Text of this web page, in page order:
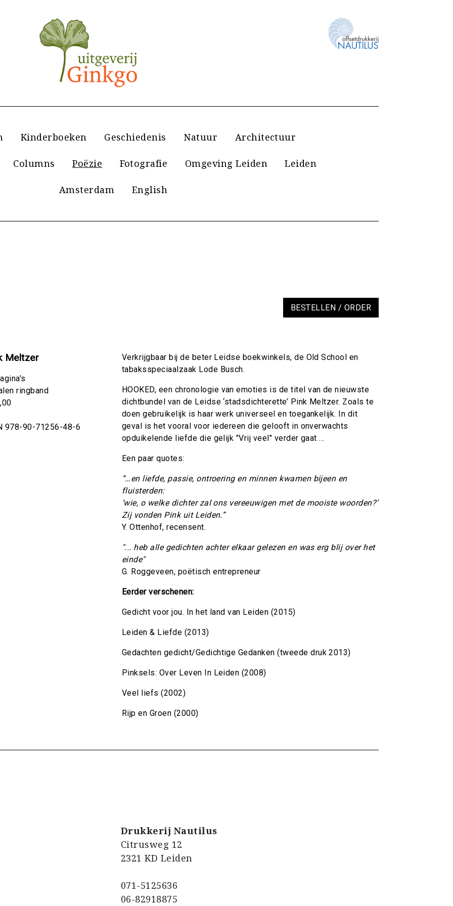
Kinderboeken Geschiedenis Natuur Architectuur
Columns Poëzie Fotografie Omgeving Leiden Leiden
Amsterdam English
BESTELLEN / ORDER
Meltzer
ringband
978-90-71256-48-6
Verkrijgbaar bij de beter Leidse boekwinkels, de Old School en
tabaksspeciaalzaak Lode Busch.
HOOKED, een chronologie van emoties is de titel van de nieuwste
dichtbundel van de Leidse ‘stadsdichterette’ Pink Meltzer. Zoals te
doen gebruikelijk is haar werk universeel en toegankelijk. In dit
geval is het vooral voor iedereen die gelooft in onverwachts
opduikelende liefde die gelijk "Vrij veel" verder gaat ...
Een paar quotes:
“…en liefde, passie, ontroering en minnen kwamen bijeen en
fluisterden:
‘wie, o welke dichter zal ons vereeuwigen met de mooiste woorden?’
Zij vonden Pink uit Leiden.”
Y. Ottenhof, recensent.
"... heb alle gedichten achter elkaar gelezen en was erg blij over het
einde"
G. Roggeveen, poëtisch entrepreneur
Eerder verschenen:
Gedicht voor jou. In het land van Leiden (2015)
Leiden & Liefde (2013)
Gedachten gedicht/Gedichtige Gedanken (tweede druk 2013)
Pinksels: Over Leven In Leiden (2008)
Veel liefs (2002)
Rijp en Groen (2000)
Drukkerij Nautilus
Citrusweg 12
2321 KD Leiden
071-5125636
06-82918875